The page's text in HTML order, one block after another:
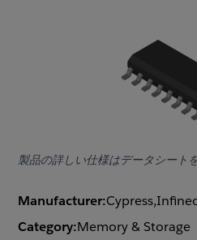
製品の詳しい仕様はデータシート
Manufacturer:
Category:Memory & Storage